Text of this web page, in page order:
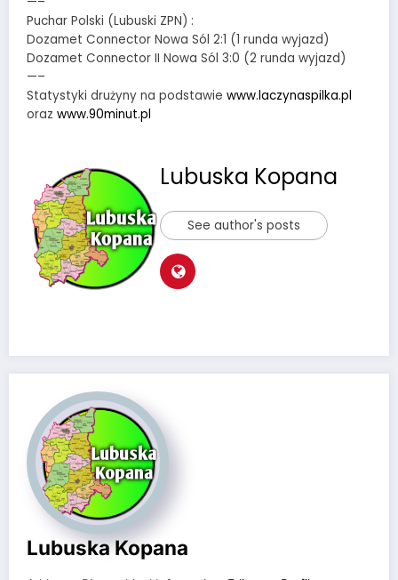
Puchar Polski (Lubuski ZPN) :
Dozamet Connector Nowa Sól 2:1 (1 runda wyjazd)
Dozamet Connector II Nowa Sól 3:0 (2 runda wyjazd)
—–
Statystyki drużyny na podstawie www.laczynaspilka.pl
oraz www.90minut.pl
Lubuska Kopana
See author's posts
Lubuska Kopana